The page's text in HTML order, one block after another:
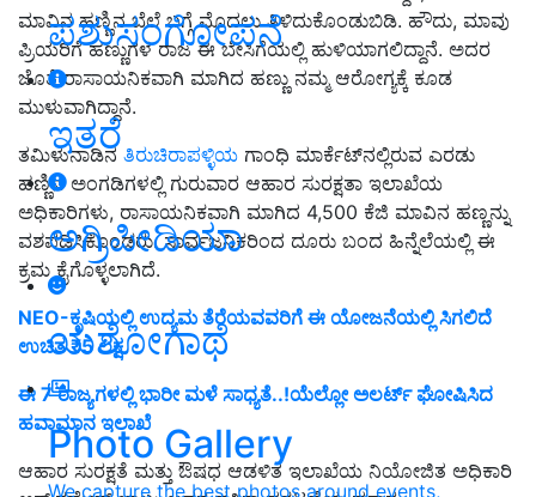
ಪಶುಸಂಗೋಪನೆ
ಇತರೆ
ಅಗ್ರಿಪೀಡಿಯಾ
ಯಶೋಗಾಥೆ
Photo Gallery
We capture the best photos around events,
ಮಾವಿನ ಹಣ್ಣಿನ ಬೆಲೆ ಬಗ್ಗೆ ಮೊದಲು ತಿಳಿದುಕೊಂಡುಬಿಡಿ. ಹೌದು, ಮಾವು
ಪ್ರಿಯರಿಗೆ ಹಣ್ಣುಗಳ ರಾಜ ಈ ಬೇಸಿಗೆಯಲ್ಲಿ ಹುಳಿಯಾಗಲಿದ್ದಾನೆ. ಅದರ
ಜೊತೆ ರಾಸಾಯನಿಕವಾಗಿ ಮಾಗಿದ ಹಣ್ಣು ನಮ್ಮ ಆರೋಗ್ಯಕ್ಕೆ ಕೂಡ
ಮುಳುವಾಗಿದ್ದಾನೆ.
ತಮಿಳುನಾಡಿನ ತಿರುಚಿರಾಪಳ್ಳಿಯ ಗಾಂಧಿ ಮಾರ್ಕೆಟ್ನಲ್ಲಿರುವ ಎರಡು
ಹಣ್ಣಿನ ಅಂಗಡಿಗಳಲ್ಲಿ ಗುರುವಾರ ಆಹಾರ ಸುರಕ್ಷತಾ ಇಲಾಖೆಯ
ಅಧಿಕಾರಿಗಳು, ರಾಸಾಯನಿಕವಾಗಿ ಮಾಗಿದ 4,500 ಕೆಜಿ ಮಾವಿನ ಹಣ್ಣನ್ನು
ವಶಪಡಿಸಿಕೊಂಡರು.ಸಾರ್ವಜನಿಕರಿಂದ ದೂರು ಬಂದ ಹಿನ್ನೆಲೆಯಲ್ಲಿ ಈ
ಕ್ರಮ ಕೈಗೊಳ್ಳಲಾಗಿದೆ.
NEO-ಕೃಷಿಯಲ್ಲಿ ಉದ್ಯಮ ತೆರೆಯವವರಿಗೆ ಈ ಯೋಜನೆಯಲ್ಲಿ ಸಿಗಲಿದೆ
ಉಚಿತ ₹5 ಲಕ್ಷ
ಈ 7 ರಾಜ್ಯಗಳಲ್ಲಿ ಭಾರೀ ಮಳೆ ಸಾಧ್ಯತೆ..!ಯೆಲ್ಲೋ ಅಲರ್ಟ್ ಘೋಷಿಸಿದ
ಹವಾಮಾನ ಇಲಾಖೆ
ಆಹಾರ ಸುರಕ್ಷತೆ ಮತ್ತು ಔಷಧ ಆಡಳಿತ ಇಲಾಖೆಯ ನಿಯೋಜಿತ ಅಧಿಕಾರಿ